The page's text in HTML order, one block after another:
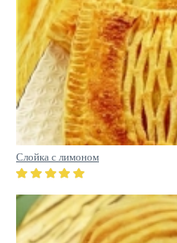
Слойка с лимоном